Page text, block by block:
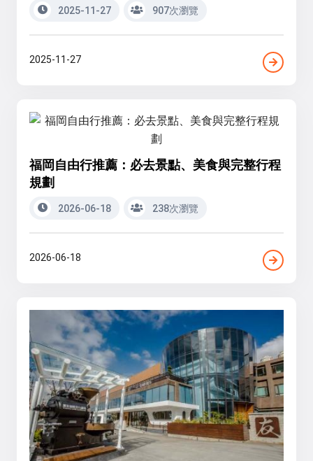
2025-11-27 907次瀏覽
2025-11-27
福岡自由行推薦：必去景點、美食與完整行程
規劃
2026-06-18 238次瀏覽
2026-06-18